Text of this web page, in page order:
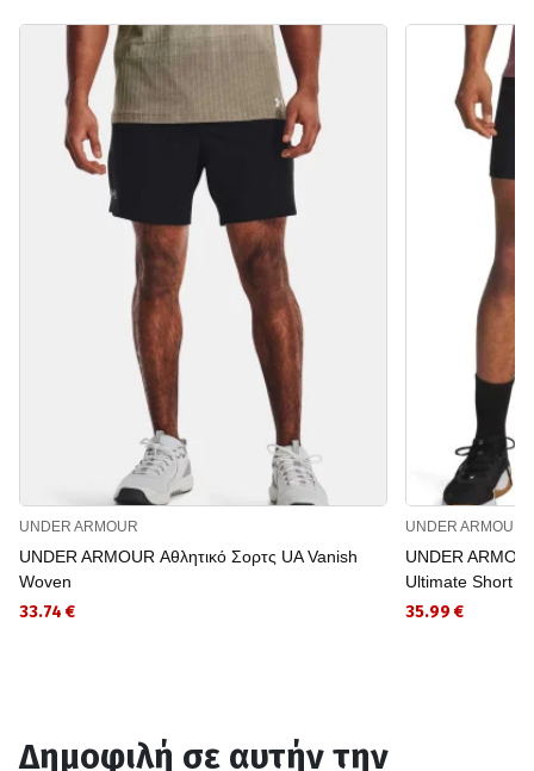
UNDER ARMOUR
UNDER ARMOUR Αθλητικό Σορτς UA Vanish
Woven
33.74 €
UNDER ARMOUR
UNDER
Ultimate Short
35.99 €
Δημοφιλή σε αυτήν την